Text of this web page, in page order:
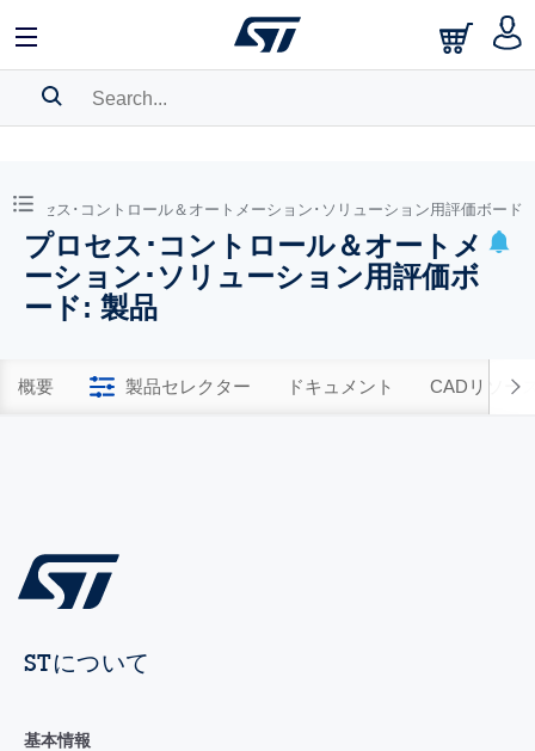
BOOKMARK
Pleaselog in to show your saved searches.
プロセス･コントロール＆オートメーション･ソリューション用評価ボード
プロセス･コントロール＆オートメ
ーション･ソリューション用評価ボ
ード: 製品
概要 製品セレクター ドキュメント CADリソー
STについて
基本情報